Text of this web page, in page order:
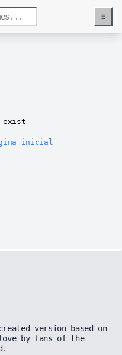
Menu
≡
exist
inicial
version based on
by fans of the